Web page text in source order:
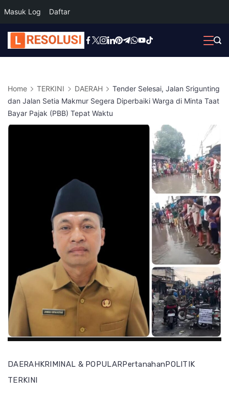
Masuk Log Daftar
Skip
to
Home TERKINI DAERAH
Tender Selesai, Jalan Srigunting
dan Jalan Setia Makmur Segera Diperbaiki Warga di Minta Taat
Bayar Pajak (PBB) Tepat Waktu
DAERAH KRIMINAL & POPULARPertanahan POLITIK
TERKINI